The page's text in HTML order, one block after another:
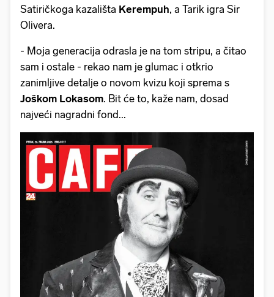
Satiričkoga kazališta Kerempuh, a Tarik igra Sir
Olivera.
- Moja generacija odrasla je na tom stripu, a čitao
sam i ostale - rekao nam je glumac i otkrio
zanimljive detalje o novom kvizu koji sprema s
Joškom Lokasom. Bit će to, kaže nam, dosad
najveći nagradni fond...